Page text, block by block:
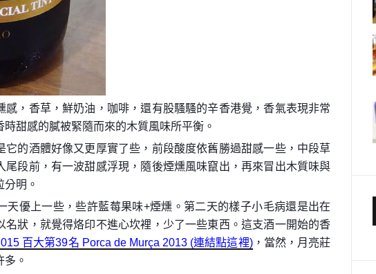
感，香草，鮮奶油，咖啡，還有股騷騷的辛香港覺，香氣表現非常
甜感的膩被緊隨而來的木質風味所平衡。
它的酒體好像又更厚實了些，前段酸度依舊勝過甜感一些，中段草
尾段前，有一波甜感浮現，隨後煙燻風味竄出，再來冒出木質味與
明。
天優上一些，些許藍莓果味+煙燻。第二天的樣子小毛病還是出在
名狀，就覺得烙印不進心坎裡，少了一些東西。這支酒一開始的香
百大第39名 Porca de Murça 2013 (連結點這裡)，當然，月亮莊
。